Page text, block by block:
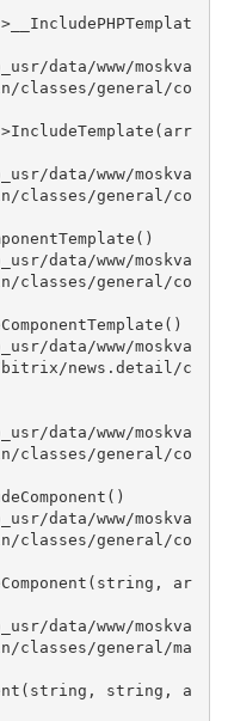
classes/general/co
classes/general/co
classes/general/co
bitrix/news.detail/c
classes/general/co
classes/general/co
ar
classes/general/ma
string, a